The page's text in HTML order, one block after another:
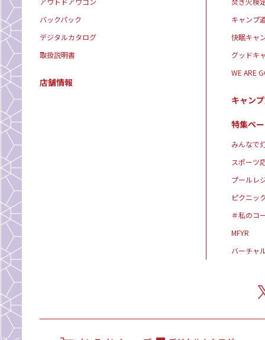
バックパック
デジタルカタログ
取扱説明書
店舗情報
キャンプ
快眠キャ
グッドキ
WE ARE
キャン
特集ペ
みんなで
スポーツ
プールレ
ピクニッ
＃私のコ
MFYR
バーチャ